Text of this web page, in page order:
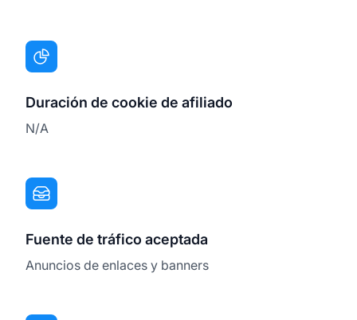
Duración de cookie de afiliado
N/A
Fuente de tráfico aceptada
Anuncios de enlaces y banners